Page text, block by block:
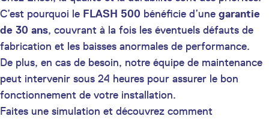
C’est pourquoi le FLASH 500 bénéficie d’une garantie
de 30 ans, couvrant à la fois les éventuels défauts de
fabrication et les baisses anormales de performance.
De plus, en cas de besoin, notre équipe de maintenance
peut intervenir sous 24 heures pour assurer le bon
fonctionnement de votre installation.
Faites une simulation et découvrez comment